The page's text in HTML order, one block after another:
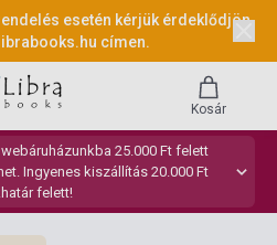
esetén kérjük érdeklődjön
címen.
25.000 Ft felett
Ingyenes kiszállítás 20.000 Ft
felett!
Kosár